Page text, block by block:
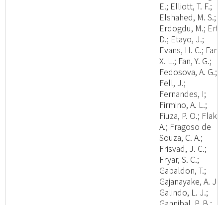
E.; Elliott, T. F.;
Elshahed, M. S.;
Erdogdu, M.;
D.; Etayo, J.;
Evans, H. C.; Fan,
X. L.; Fan, Y. G.;
Fedosova, A. G.;
Fell, J.;
Fernandes, I;
Firmino, A. L.;
Fiuza, P. O.;
A.; Fragoso de
Souza, C. A.;
Frisvad, J. C.;
Fryar, S. C.;
Gabaldon, T.;
Gajanayake, A. J.;
Galindo, L. J.;